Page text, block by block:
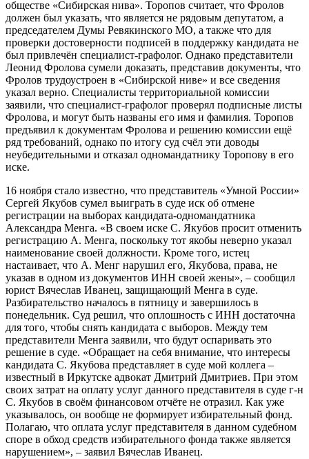
обществе «Сибирская нива». Торопов считает, что Фролов
должен был указать, что является не рядовым депутатом, а
председателем Думы Ревякинского МО, а также что для
проверки достоверности подписей в поддержку кандидата не
был привлечён специалист-графолог. Однако представители
Леонид Фролова сумели доказать, представив документы, что
Фролов трудоустроен в «Сибирской ниве» и все сведения
указал верно. Специалисты территориальной комиссии
заявили, что специалист-графолог проверял подписные листы
Фролова, и могут быть названы его имя и фамилия. Торопов
предъявил к документам Фролова и решению комиссии ещё
ряд требований, однако по итогу суд счёл эти доводы
неубедительными и отказал одномандатнику Торопову в его
иске.
16 ноября стало известно, что представитель «Умной России»
Сергей Якубов сумел выиграть в суде иск об отмене
регистрации на выборах кандидата-одномандатника
Александра Менга. «В своем иске С. Якубов просит отменить
регистрацию А. Менга, поскольку тот якобы неверно указал
наименование своей должности. Кроме того, истец
настаивает, что А. Менг нарушил его, Якубова, права, не
указав в одном из документов ИНН своей жены», – сообщил
юрист Вячеслав Иванец, защищающий Менга в суде.
Разбирательство началось в пятницу и завершилось в
понедельник. Суд решил, что оплошность с ИНН достаточна
для того, чтобы снять кандидата с выборов. Между тем
представители Менга заявили, что будут оспаривать это
решение в суде. «Обращает на себя внимание, что интересы
кандидата С. Якубова представляет в суде мой коллега –
известный в Иркутске адвокат Дмитрий Дмитриев. При этом
своих затрат на оплату услуг данного представителя в суде г-н
С. Якубов в своём финансовом отчёте не отразил. Как уже
указывалось, он вообще не формирует избирательный фонд.
Полагаю, что оплата услуг представителя в данном судебном
споре в обход средств избирательного фонда также является
нарушением», – заявил Вячеслав Иванец.